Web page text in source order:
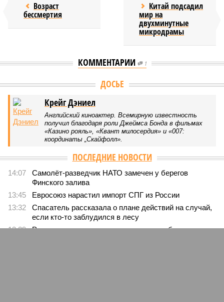
Возраст
бессмертия
Китай подсадил
мир на
двухминутные
микродрамы
КОММЕНТАРИИ 1
ДОСЬЕ
Крейг Дэниел
Английский киноактер. Всемирную известность
получил благодаря роли Джеймса Бонда в фильмах
«Казино рояль», «Квант милосердия» и «007:
координаты „Скайфолл».
ПОСЛЕДНИЕ НОВОСТИ
14:07
Самолёт-разведчик НАТО замечен у берегов
Финского залива
13:45
Евросоюз нарастил импорт СПГ из России
13:32
Спасатель рассказала о плане действий на случай,
если кто-то заблудился в лесу
13:29
Россияне массово подсаживаются на общение с